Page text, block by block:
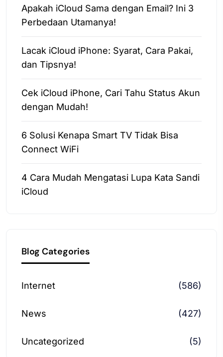
Apakah iCloud Sama dengan Email? Ini 3
Perbedaan Utamanya!
Lacak iCloud iPhone: Syarat, Cara Pakai,
dan Tipsnya!
Cek iCloud iPhone, Cari Tahu Status Akun
dengan Mudah!
6 Solusi Kenapa Smart TV Tidak Bisa
Connect WiFi
4 Cara Mudah Mengatasi Lupa Kata Sandi
iCloud
Blog Categories
Internet (586)
News (427)
Uncategorized (5)